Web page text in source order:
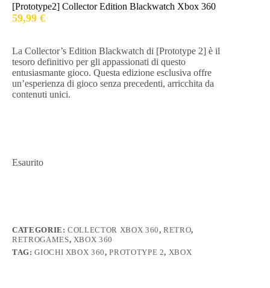
[Prototype2] Collector Edition Blackwatch Xbox 360
59,99 €
La Collector’s Edition Blackwatch di [Prototype 2] è il
tesoro definitivo per gli appassionati di questo
entusiasmante gioco. Questa edizione esclusiva offre
un’esperienza di gioco senza precedenti, arricchita da
contenuti unici.
Esaurito
CATEGORIE:COLLECTOR XBOX 360,RETRO,
RETROGAMES, XBOX 360
TAG:GIOCHI XBOX 360,PROTOTYPE 2, XBOX